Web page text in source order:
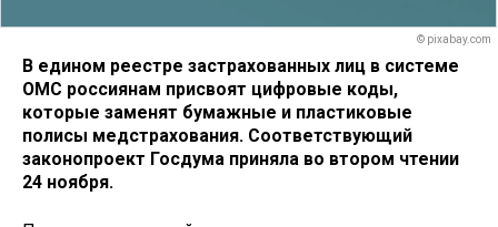
© pixabay.com
В едином реестре застрахованных лиц в системе
ОМС россиянам присвоят цифровые коды,
которые заменят бумажные и пластиковые
полисы медстрахования. Соответствующий
законопроект Госдума приняла во втором чтении
24 ноября.